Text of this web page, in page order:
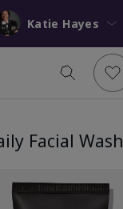
Katie Hayes
Facial Wash